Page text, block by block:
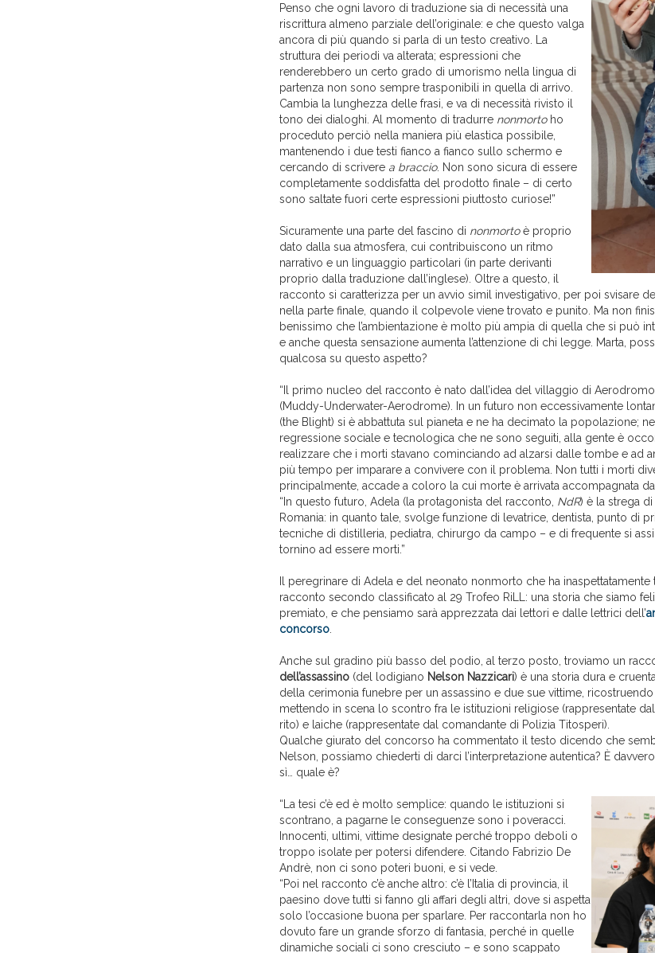
Penso che ogni lavoro di traduzione sia di necessità una
riscrittura almeno parziale dell’originale: e che questo valga
ancora di più quando si parla di un testo creativo. La
struttura dei periodi va alterata; espressioni che
renderebbero un certo grado di umorismo nella lingua di
partenza non sono sempre trasponibili in quella di arrivo.
Cambia la lunghezza delle frasi, e va di necessità rivisto il
tono dei dialoghi. Al momento di tradurre nonmortoho
proceduto perciò nella maniera più elastica possibile,
mantenendo i due testi fianco a fianco sullo schermo e
cercando di scrivere a braccio. Non sono sicura di essere
completamente soddisfatta del prodotto finale – di certo
sono saltate fuori certe espressioni piuttosto curiose!”
Sicuramente una parte del fascino di nonmortoè proprio
dato dalla sua atmosfera, cui contribuiscono un ritmo
narrativo e un linguaggio particolari (in parte derivanti
proprio dalla traduzione dall’inglese). Oltre a questo, il
racconto si caratterizza per un avvio simil investigativo, per poi svisare
nella parte finale, quando il colpevole viene trovato e punito. Ma non
benissimo che l’ambientazione è molto più ampia di quella che si può
e anche questa sensazione aumenta l’attenzione di chi legge. Marta,
qualcosa su questo aspetto?
“Il primo nucleo del racconto è nato dall’idea del villaggio di
(Muddy-Underwater-Aerodrome). In un futuro non eccessivamente
(the Blight) si è abbattuta sul pianeta e ne ha decimato la popolazione;
regressione sociale e tecnologica che ne sono seguiti, alla gente è
realizzare che i morti stavano cominciando ad alzarsi dalle tombe e ad
più tempo per imparare a convivere con il problema. Non tutti i morti
principalmente, accade a coloro la cui morte è arrivata accompagnata
“In questo futuro, Adela (la protagonista del racconto, NdR) è la strega
Romania: in quanto tale, svolge funzione di levatrice, dentista, punto di
tecniche di distilleria, pediatra, chirurgo da campo – e di frequente si
tornino ad essere morti.”
Il peregrinare di Adela e del neonato nonmorto che ha
racconto secondo classificato al 29 Trofeo RiLL: una storia che siamo
premiato, e che pensiamo sarà apprezzata dai lettori e dalle lettrici dell’
concorso.
Anche sul gradino più basso del podio, al terzo posto, troviamo un
dell’assassino (del lodigiano Nelson Nazzicari) è una storia dura e
della cerimonia funebre per un assassino e due sue vittime, ricostruendo
mettendo in scena lo scontro fra le istituzioni religiose (rappresentate
rito) e laiche (rappresentate dal comandante di Polizia Titosperi).
Qualche giurato del concorso ha commentato il testo dicendo che
Nelson, possiamo chiederti di darci l’interpretazione autentica? È
sì… quale è?
“La tesi c’è ed è molto semplice: quando le istituzioni si
scontrano, a pagarne le conseguenze sono i poveracci.
Innocenti, ultimi, vittime designate perché troppo deboli o
troppo isolate per potersi difendere. Citando Fabrizio De
Andrè, non ci sono poteri buoni, e si vede.
“Poi nel racconto c’è anche altro: c’è l’Italia di provincia, il
paesino dove tutti si fanno gli affari degli altri, dove si aspetta
solo l’occasione buona per sparlare. Per raccontarla non ho
dovuto fare un grande sforzo di fantasia, perché in quelle
dinamiche sociali ci sono cresciuto – e sono scappato